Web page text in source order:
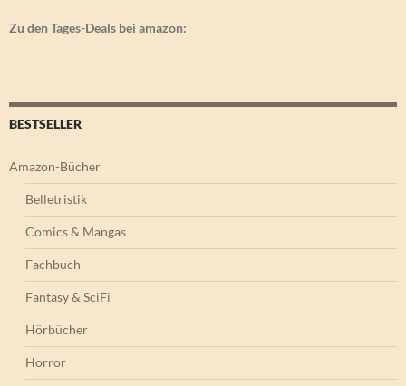
Zu den Tages-Deals bei amazon:
BESTSELLER
Amazon-Bücher
Belletristik
Comics & Mangas
Fachbuch
Fantasy & SciFi
Hörbücher
Horror